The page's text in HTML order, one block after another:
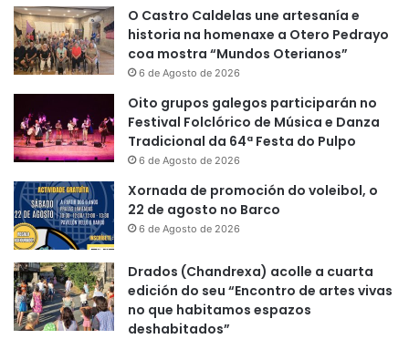
O Castro Caldelas une artesanía e
historia na homenaxe a Otero Pedrayo
coa mostra “Mundos Oterianos”
6 de Agosto de 2026
Oito grupos galegos participarán no
Festival Folclórico de Música e Danza
Tradicional da 64ª Festa do Pulpo
6 de Agosto de 2026
Xornada de promoción do voleibol, o
22 de agosto no Barco
6 de Agosto de 2026
Drados (Chandrexa) acolle a cuarta
edición do seu “Encontro de artes vivas
no que habitamos espazos
deshabitados”